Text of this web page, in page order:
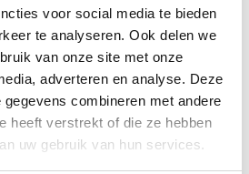
voor social media te bieden
te analyseren. Ook delen we
van onze site met onze
adverteren en analyse. Deze
combineren met andere
heeft verstrekt of die ze hebben
uw gebruik van hun services.
stuks)
Stuks
RVS A2 Dopmoer M20 DIN1587